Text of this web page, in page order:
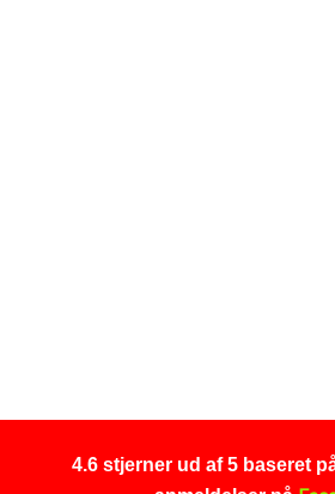
4.6 stjerner ud af 5 baseret